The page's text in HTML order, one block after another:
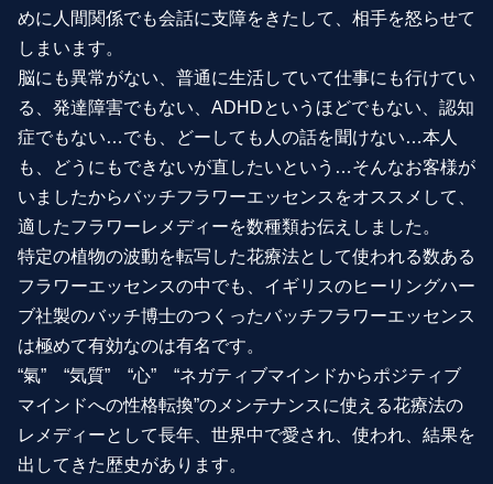
めに人間関係でも会話に支障をきたして、相手を怒らせて
しまいます。
脳にも異常がない、普通に生活していて仕事にも行けてい
る、発達障害でもない、ADHDというほどでもない、認知
症でもない…でも、どーしても人の話を聞けない…本人
も、どうにもできないが直したいという…そんなお客様が
いましたからバッチフラワーエッセンスをオススメして、
適したフラワーレメディーを数種類お伝えしました。
特定の植物の波動を転写した花療法として使われる数ある
フラワーエッセンスの中でも、イギリスのヒーリングハー
ブ社製のバッチ博士のつくったバッチフラワーエッセンス
は極めて有効なのは有名です。
“氣” “気質” “心” “ネガティブマインドからポジティブ
マインドへの性格転換”のメンテナンスに使える花療法の
レメディーとして長年、世界中で愛され、使われ、結果を
出してきた歴史があります。